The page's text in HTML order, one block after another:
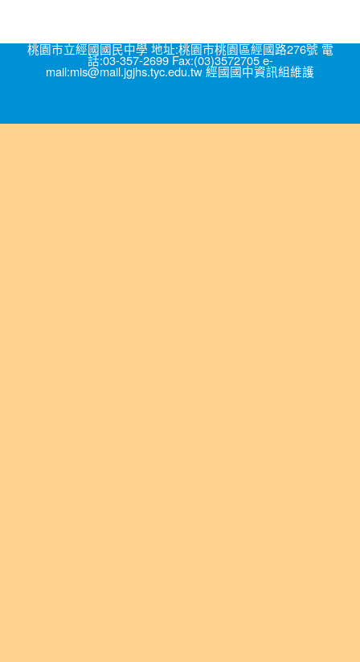
桃園市立經國國民中學 地址:桃園市桃園區經國路276號 電
話:03-357-2699 Fax:(03)3572705 e-
mail:mis@mail.jgjhs.tyc.edu.tw 經國國中資訊組維護